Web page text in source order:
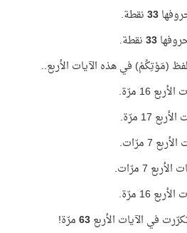
33نقطة.
33نقطة.
(مَوْتِكُمْ) في هذه الآيات الأربع..
16 مرّة.
17 مرّة.
7 مرّات.
7 مرّات.
16 مرّة.
في الآيات الأربع63مرّة!